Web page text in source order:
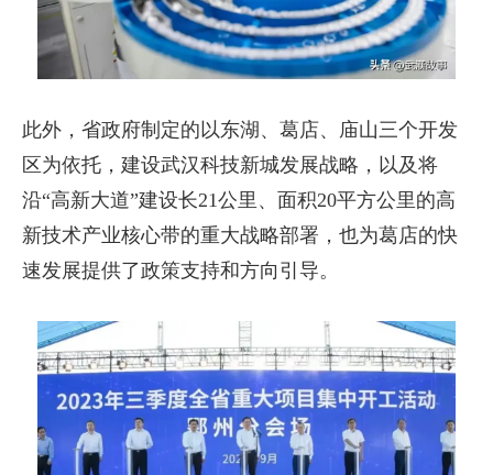
此外，省政府制定的以东湖、葛店、庙山三个开发
区为依托，建设武汉科技新城发展战略，以及将
沿“高新大道”建设长21公里、面积20平方公里的高
新技术产业核心带的重大战略部署，也为葛店的快
速发展提供了政策支持和方向引导。